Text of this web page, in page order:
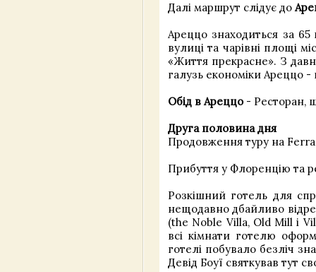
Далі маршрут слідує до
Ареццо знаходиться за 65
вулиці та чарівні площі
«Життя прекрасне». З
галузь економіки Ареццо
Обід в Ареццо- Ресторан,
Друга половина дня
Продовження туру на
Прибуття у Флоренцію та
Розкішний готель для
нещодавно дбайливо
(the Noble Villa, Old Mill і
всі кімнати готелю
готелі побувало безліч
Девід Боуї святкував тут